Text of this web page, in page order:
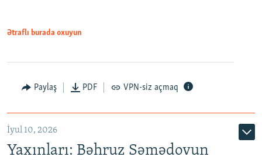
Ətraflı burada oxuyun
Paylaş PDF VPN-siz açmaq
İyul 10, 2026
Yaxınları: Bəhruz Səmədovun